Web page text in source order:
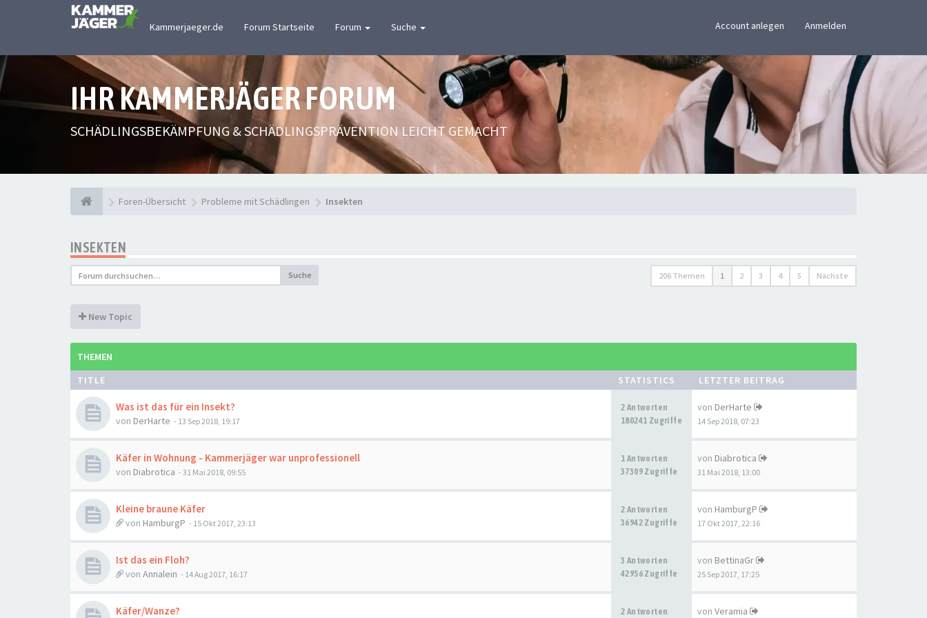
Kammerjaeger.de Forum Startseite Forum Suche Account anlegen Anmelden
IHR KAMMERJÄGER FORUM
SCHÄDLINGSBEKÄMPFUNG & SCHÄDLINGSPRÄVENTION LEICHT GEMACHT
Foren-Übersicht Probleme mit Schädlingen Insekten
INSEKTEN
Suche 206 Themen 1 2 3 4 5 Nächste
New Topic
THEMEN
TITLE
STATISTICS LETZTER BEITRAG
Was ist das für ein Insekt?
von DerHarte - 13 Sep 2018, 19:17
2 Antworten
180241 Zugriffe
von DerHarte
14 Sep 2018, 07:23
Käfer in Wohnung - Kammerjäger war unprofessionell
von Diabrotica - 31 Mai 2018, 09:55
1 Antworten
37309 Zugriffe
von Diabrotica
31 Mai 2018, 13:00
Kleine braune Käfer
von HamburgP - 15 Okt 2017, 23:13
2 Antworten
36942 Zugriffe
von HamburgP
17 Okt 2017, 22:16
Ist das ein Floh?
von Annalein - 14 Aug 2017, 16:17
3 Antworten
42956 Zugriffe
von BettinaGr
25 Sep 2017, 17:25
Käfer/Wanze?
2 Antworten
von Veramia